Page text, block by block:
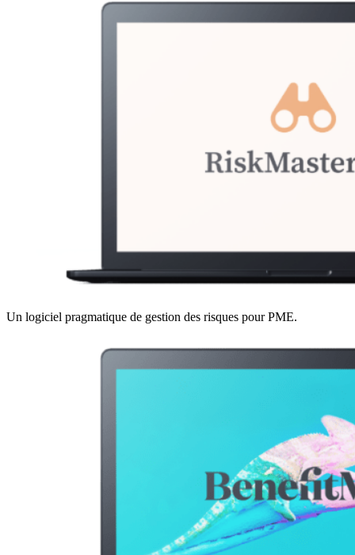
Un logiciel pragmatique de gestion des risques pour PME.